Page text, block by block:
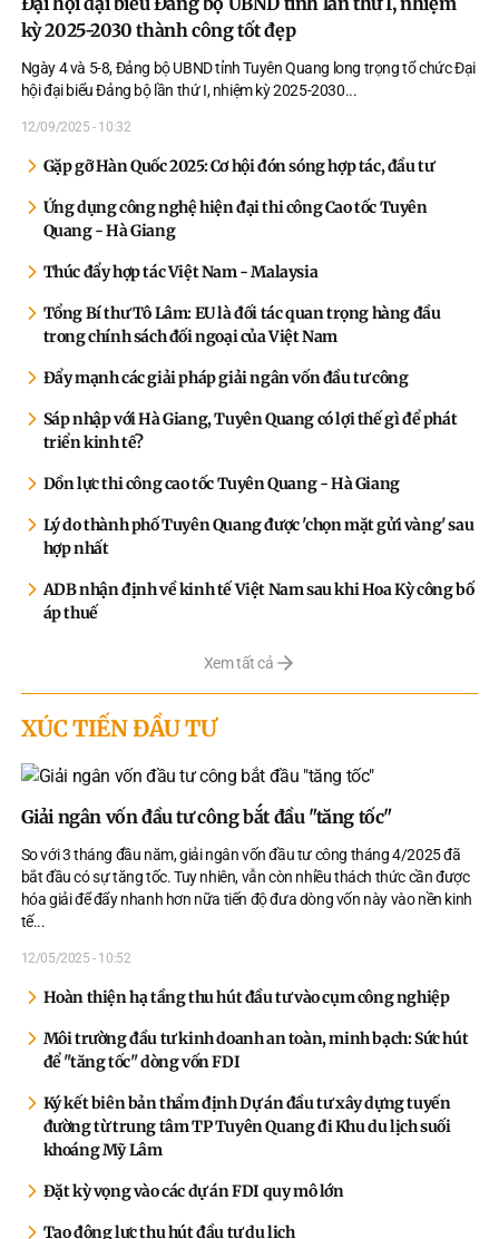
kỳ 2025-2030 thành công tốt đẹp
Ngày 4 và 5-8, Đảng bộ UBND tỉnh Tuyên Quang long trọng tổ chức Đại
hội đại biểu Đảng bộ lần thứ I, nhiệm kỳ 2025-2030...
12/09/2025 - 10:32
Gặp gỡ Hàn Quốc 2025: Cơ hội đón sóng hợp tác, đầu tư
Ứng dụng công nghệ hiện đại thi công Cao tốc Tuyên
Quang - Hà Giang
Thúc đẩy hợp tác Việt Nam - Malaysia
Tổng Bí thư Tô Lâm: EU là đối tác quan trọng hàng đầu
trong chính sách đối ngoại của Việt Nam
Đẩy mạnh các giải pháp giải ngân vốn đầu tư công
Sáp nhập với Hà Giang, Tuyên Quang có lợi thế gì để phát
triển kinh tế?
Dồn lực thi công cao tốc Tuyên Quang - Hà Giang
Lý do thành phố Tuyên Quang được 'chọn mặt gửi vàng' sau
hợp nhất
ADB nhận định về kinh tế Việt Nam sau khi Hoa Kỳ công bố
áp thuế
Xem tất cả
XÚC TIẾN ĐẦU TƯ
Giải ngân vốn đầu tư công bắt đầu "tăng tốc"
So với 3 tháng đầu năm, giải ngân vốn đầu tư công tháng 4/2025 đã
bắt đầu có sự tăng tốc. Tuy nhiên, vẫn còn nhiều thách thức cần được
hóa giải để đẩy nhanh hơn nữa tiến độ đưa dòng vốn này vào nền kinh
tế...
12/05/2025 - 10:52
Hoàn thiện hạ tầng thu hút đầu tư vào cụm công nghiệp
Môi trường đầu tư kinh doanh an toàn, minh bạch: Sức hút
để "tăng tốc" dòng vốn FDI
Ký kết biên bản thẩm định Dự án đầu tư xây dựng tuyến
đường từ trung tâm TP Tuyên Quang đi Khu du lịch suối
khoáng Mỹ Lâm
Đặt kỳ vọng vào các dự án FDI quy mô lớn
Tạo động lực thu hút đầu tư du lịch